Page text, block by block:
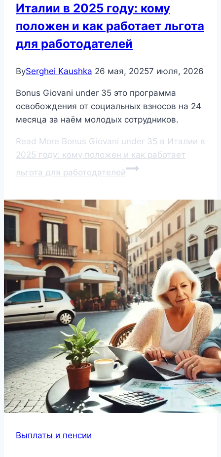
Италии в 2025 году: кому
положен и как работает льгота
для работодателей
BySerghei Kaushka 26 мая, 20257 июля, 2026
Bonus Giovani under 35 это программа
освобождения от социальных взносов на 24
месяца за наём молодых сотрудников.
Read More Bonus Giovani under 35 в Италии в
2025 году: кому положен и как работает
льгота для работодателей
Выплаты и пенсии